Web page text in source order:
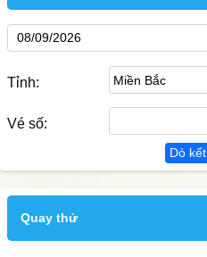
Tỉnh:
Vé số:
Dò
Quay thử